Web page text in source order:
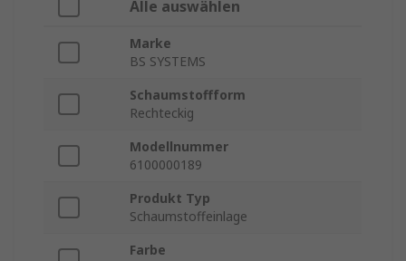
Alle auswählen
Marke
BS SYSTEMS
Schaumstoffform
Rechteckig
Modellnummer
6100000189
Produkt Typ
Schaumstoffeinlage
Farbe